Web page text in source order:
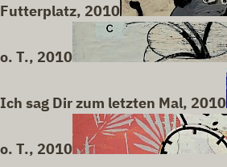
Futterplatz, 2010
o. T., 2010
Ich sag Dir zum letzten Mal, 2010
o. T., 2010